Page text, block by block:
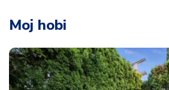
Moj hobi